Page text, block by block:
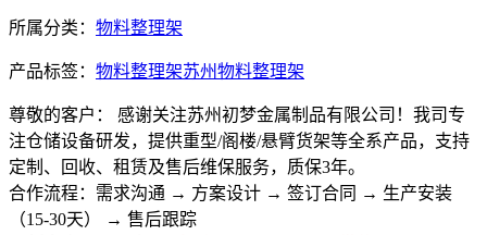
所属分类： 物料整理架
产品标签： 物料整理架苏州物料整理架
尊敬的客户： 感谢关注苏州初梦金属制品有限公司！我司专
注仓储设备研发，提供重型/阁楼/悬臂货架等全系产品，支持
定制、回收、租赁及售后维保服务，质保3年。
合作流程：​ 需求沟通 → 方案设计 → 签订合同 → 生产安装
（15-30天） → 售后跟踪